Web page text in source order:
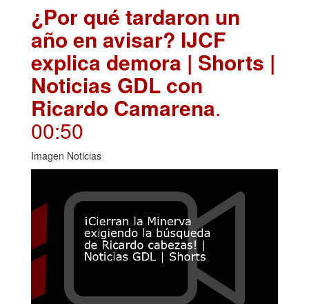
¿Por qué tardaron un
año en avisar? IJCF
explica demora | Shorts |
Noticias GDL con
Ricardo Camarena.
00:50
Imagen Noticias